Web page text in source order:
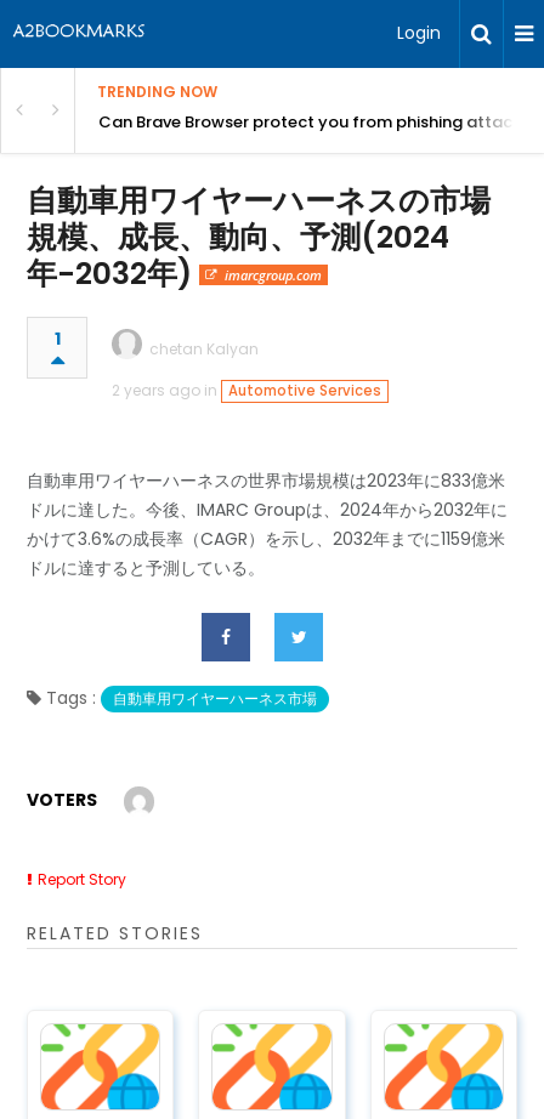
Login
TRENDING NOW
Can Brave Browser protect you from phishing attacks?
自動車用ワイヤーハーネスの市場
規模、成長、動向、予測(2024
年-2032年)
imarcgroup.com
1
chetan Kalyan
2 years ago in
Automotive Services
自動車用ワイヤーハーネスの世界市場規模は2023年に833億米
ドルに達した。今後、IMARC Groupは、2024年から2032年に
かけて3.6%の成長率（CAGR）を示し、2032年までに1159億米
ドルに達すると予測している。
Tags : 自動車用ワイヤーハーネス市場
VOTERS
Report Story
RELATED STORIES